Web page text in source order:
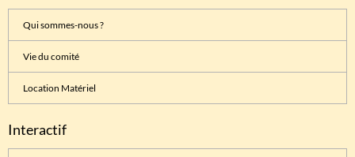
Qui sommes-nous ?
Vie du comité
Location Matériel
Interactif